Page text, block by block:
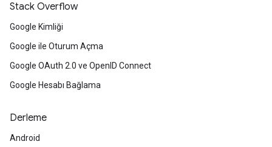
Stack Overflow
Google Kimliği
Google ile Oturum Açma
Google OAuth 2.0 ve OpenID Connect
Google Hesabı Bağlama
Derleme
Android